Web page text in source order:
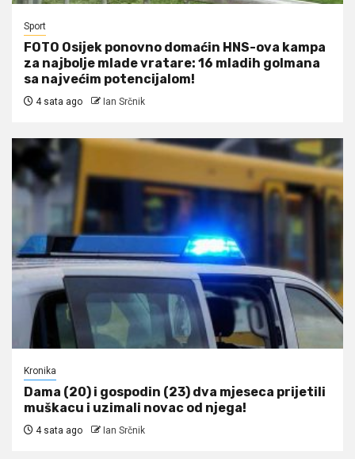
Sport
FOTO Osijek ponovno domaćin HNS-ova kampa
za najbolje mlade vratare: 16 mladih golmana
sa najvećim potencijalom!
4 sata ago Ian Srčnik
Kronika
Dama (20) i gospodin (23) dva mjeseca prijetili
muškacu i uzimali novac od njega!
4 sata ago Ian Srčnik